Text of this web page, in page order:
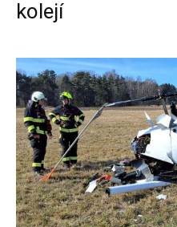
kolejí